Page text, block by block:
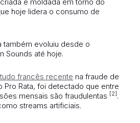
hoje lidera o consumo de
também evoluiu desde o
Sounds até hoje.
francês recente na fraude de
Pro Rata, foi detectado que entre
mensais são fraudulentas [2] .
streams artificiais.